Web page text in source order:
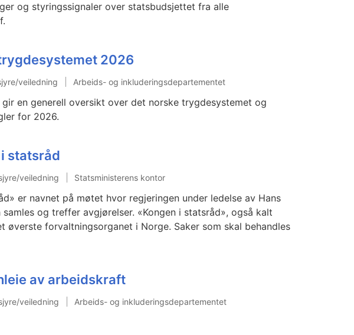
og styringssignaler over statsbudsjettet fra alle
2026
veiledning Arbeids- og inkluderingsdepartementet
gir en generell oversikt over det norske trygdesystemet og
for 2026.
i statsråd
veiledning Statsministerens kontor
er navnet på møtet hvor regjeringen under ledelse av Hans
samles og treffer avgjørelser. «Kongen i statsråd», også kalt
øverste forvaltningsorganet i Norge. Saker som skal behandles
av arbeidskraft
veiledning Arbeids- og inkluderingsdepartementet